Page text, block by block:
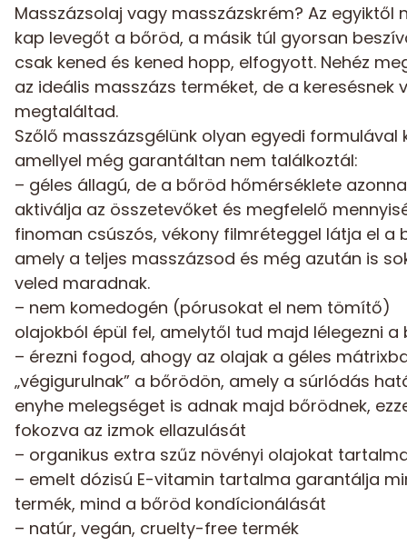
Masszázsolaj vagy masszázskrém? Az egyiktől
kap levegőt a bőröd, a másik túl gyorsan
csak kened és kened hopp, elfogyott. Nehéz
az ideális masszázs terméket, de a keresésnek
megtaláltad.
Szőlő masszázsgélünk olyan egyedi formulával
amellyel még garantáltan nem találkoztál:
– géles állagú, de a bőröd hőmérséklete
aktiválja az összetevőket és megfelelő
finoman csúszós, vékony filmréteggel látja el a
amely a teljes masszázsod és még azután is
veled maradnak.
– nem komedogén (pórusokat el nem tömítő)
olajokból épül fel, amelytől tud majd lélegezni a
– érezni fogod, ahogy az olajak a géles
„végigurulnak” a bőrödön, amely a súrlódás
enyhe melegséget is adnak majd bőrödnek,
fokozva az izmok ellazulását
– organikus extra szűz növényi olajokat
– emelt dózisú E-vitamin tartalma garantálja
termék, mind a bőröd kondícionálását
– natúr, vegán, cruelty-free termék